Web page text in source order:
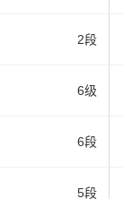
2段
6级
6段
5段